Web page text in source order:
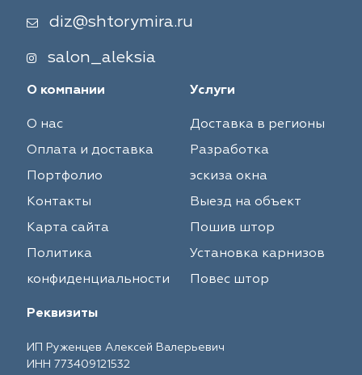
diz@shtorymira.ru
salon_aleksia
О компании
О нас
Оплата и доставка
Портфолио
Контакты
Карта сайта
Политика
конфиденциальности
Услуги
Доставка в регионы
Разработка
эскиза окна
Выезд на объект
Пошив штор
Установка карнизов
Повес штор
Реквизиты
ИП Руженцев Алексей Валерьевич
ИНН 773409121532